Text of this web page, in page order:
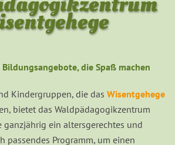
die Spaß machen
Kindergruppen, die das Wisentgehege
bietet das Waldpädagogikzentrum
ganzjährig ein altersgerechtes und
passendes Programm, um einen